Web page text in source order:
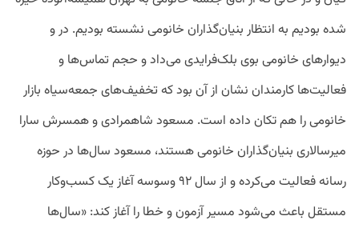
شده بودیم به انتظار بنیان‌گذاران خانومی نشسته بودیم. در و
دیوارهای خانومی بوی بلک‌فرایدی می‌داد و حجم تماس‌ها و
فعالیت‌ها کارمندان نشان از آن بود که تخفیف‌های جمعه‌سیاه بازار
خانومی را هم تکان داده است. مسعود شاهمرادی و همسرش سارا
میرسالاری بنیان‌گذاران خانومی هستند، مسعود سال‌ها در حوزه
رسانه فعالیت می‌کرده و از سال ۹۲ وسوسه آغاز یک کسب‌وکار
مستقل باعث می‌شود مسیر آزمون و خطا را آغاز کند: «سال‌ها